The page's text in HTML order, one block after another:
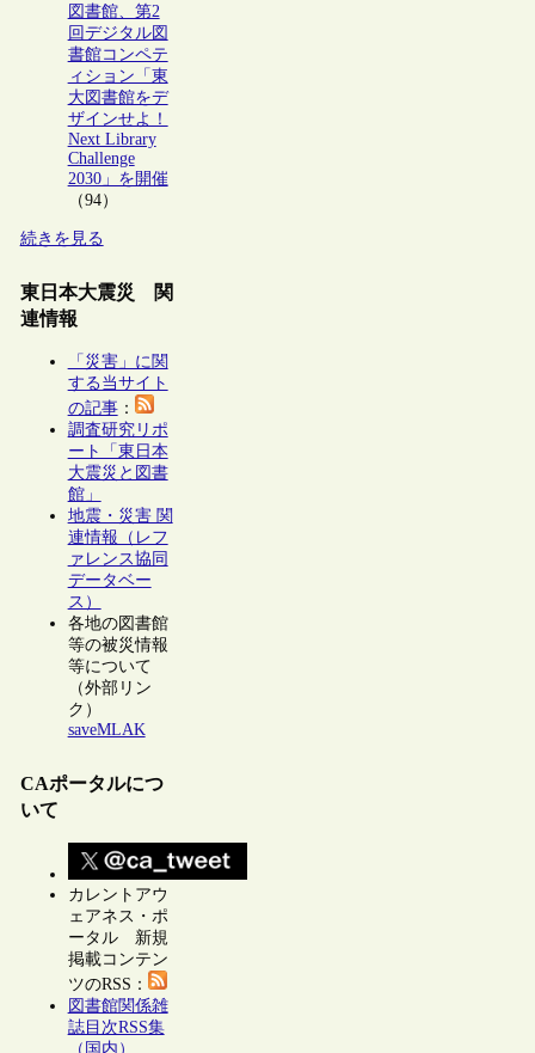
図書館、第2
回デジタル図
書館コンペテ
ィション「東
大図書館をデ
ザインせよ！
Next Library
Challenge
2030」を開催
（94）
続きを見る
東日本大震災 関
連情報
「災害」に関
する当サイト
の記事：
調査研究リポ
ート「東日本
大震災と図書
館」
地震・災害 関
連情報（レフ
ァレンス協同
データベー
ス）
各地の図書館
等の被災情報
等について
（外部リン
ク）
saveMLAK
CAポータルにつ
いて
カレントアウ
ェアネス・ポ
ータル 新規
掲載コンテン
ツのRSS：
図書館関係雑
誌目次RSS集
（国内）